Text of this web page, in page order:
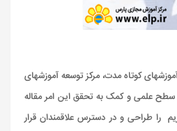
کوتاه مدت، مرکز توسعه آموزشهای
علمی و کمک به تحقق این امر مقاله
را طراحی و در دسترس علاقمندان قرار